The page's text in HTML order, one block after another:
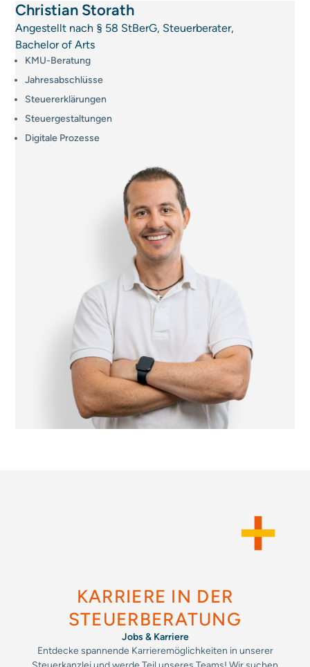
Christian Storath
Angestellt nach § 58 StBerG, Steuerberater,
Bachelor of Arts
KMU-Beratung
Jahresabschlüsse
Steuererklärungen
Steuergestaltungen
Digitale Prozesse
KARRIERE IN DER
STEUERBERATUNG
Jobs & Karriere
Entdecke spannende Karrieremöglichkeiten in unserer